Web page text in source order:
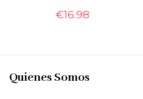
€16.98
Quienes Somos